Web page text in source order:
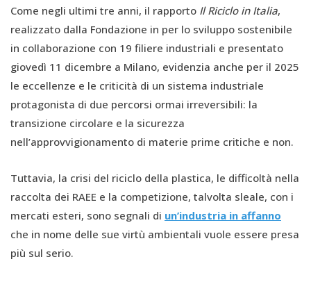
Come negli ultimi tre anni, il rapporto Il Riciclo in Italia,
realizzato dalla Fondazione in per lo sviluppo sostenibile
in collaborazione con 19 filiere industriali e presentato
giovedì 11 dicembre a Milano, evidenzia anche per il 2025
le eccellenze e le criticità di un sistema industriale
protagonista di due percorsi ormai irreversibili: la
transizione circolare e la sicurezza
nell’approvvigionamento di materie prime critiche e non.
Tuttavia, la crisi del riciclo della plastica, le difficoltà nella
raccolta dei RAEE e la competizione, talvolta sleale, con i
mercati esteri, sono segnali di un’industria in affanno
che in nome delle sue virtù ambientali vuole essere presa
più sul serio.